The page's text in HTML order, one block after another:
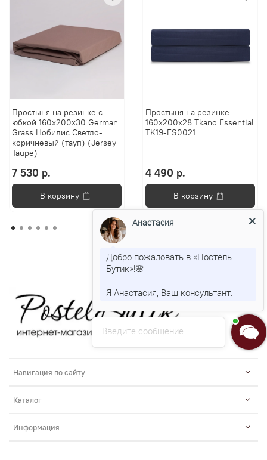
Простыня на резинке с
юбкой 160х200х30 German
Grass Нобилис Светло-
коричневый (тауп) (Jersey
Taupe)
7 530 р.
В корзину
Простыня на резинке
160х200х28 Tkano Essential
TK19-FS0021
4 490 р.
В корзину
Навигация по сайту
Каталог
Информация
Введите сообщение
Анастасия
Добро пожаловать в «Постель
Бутик»!🌸
Я Анастасия, Ваш консультант.